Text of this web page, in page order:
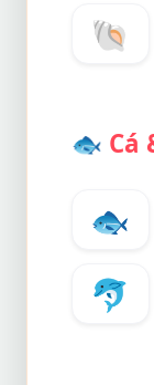
🐚
🐟 Cá
🐟
🐬